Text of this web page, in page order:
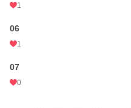
1
06
1
07
0